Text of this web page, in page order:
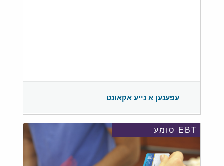
עפענען א נייע אקאונט
EBT סומע